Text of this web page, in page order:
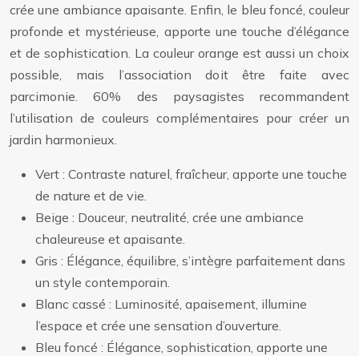
crée une ambiance apaisante. Enfin, le bleu foncé, couleur
profonde et mystérieuse, apporte une touche d’élégance
et de sophistication. La couleur orange est aussi un choix
possible, mais l’association doit être faite avec
parcimonie. 60% des paysagistes recommandent
l’utilisation de couleurs complémentaires pour créer un
jardin harmonieux.
Vert : Contraste naturel, fraîcheur, apporte une touche
de nature et de vie.
Beige : Douceur, neutralité, crée une ambiance
chaleureuse et apaisante.
Gris : Élégance, équilibre, s’intègre parfaitement dans
un style contemporain.
Blanc cassé : Luminosité, apaisement, illumine
l’espace et crée une sensation d’ouverture.
Bleu foncé : Élégance, sophistication, apporte une